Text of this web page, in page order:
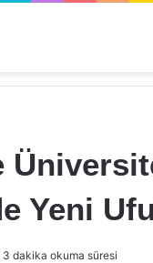
Yeni
3 dakika okuma süresi